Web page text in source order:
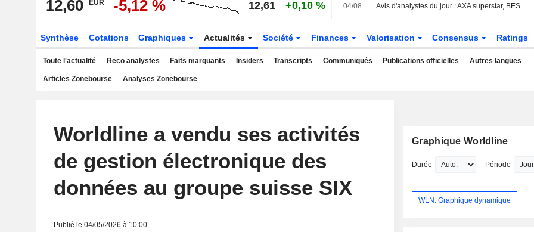
12,60 EUR -5,12 % 12,61 +0,10 % 04/08 Avis d'analystes du jour : AXA superstar, BESI, Airbus et Euronext entourés
Synthèse Cotations Graphiques Actualités Société Finances Valorisation Consensus Ratings
Toute l'actualité Reco analystes Faits marquants Insiders Transcripts Communiqués Publications officielles Autres langues
Articles Zonebourse Analyses Zonebourse
Worldline a vendu ses activités
de gestion électronique des
données au groupe suisse SIX
Publié le 04/05/2026 à 10:00
Graphique Worldline
Durée Période
WLN: Graphique dynamique